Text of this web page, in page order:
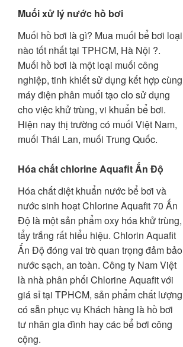
Muối xử lý nước hồ bơi
Muối hồ bơi là gì? Mua muối bể bơi loại
nào tốt nhất tại TPHCM, Hà Nội ?.
Muối hồ bơi là một loại muối công
nghiệp, tinh khiết sử dụng kết hợp cùng
máy điện phân muối tạo clo sử dụng
cho việc khử trùng, vi khuẩn bể bơi.
Hiện nay thị trường có muối Việt Nam,
muối Thái Lan, muối Trung Quốc.
Hóa chất chlorine Aquafit Ấn Độ
Hóa chất diệt khuẩn nước bể bơi và
nước sinh hoạt Chlorine Aquafit 70 Ấn
Độ là một sản phẩm oxy hóa khử trùng,
tẩy trắng rất hiểu hiệu. Chlorin Aquafit
Ấn Độ đóng vai trò quan trọng đảm bảo
nước sạch, an toàn. Công ty Nam Việt
là nhà phân phối Chlorine Aquafit với
giá sỉ tại TPHCM, sản phẩm chất lượng
có sẵn phục vụ Khách hàng là hồ bơi
tư nhân gia đình hay các bể bơi công
cộng.